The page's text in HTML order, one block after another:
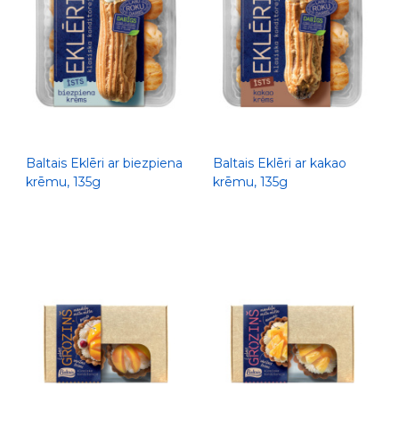
Baltais Eklēri ar biezpiena
krēmu, 135g
Baltais Eklēri ar kakao
krēmu, 135g